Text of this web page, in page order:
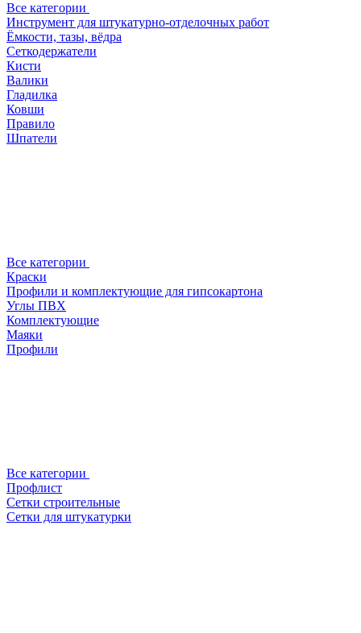
Все категории
Инструмент для штукатурно-отделочных работ
Ёмкости, тазы, вёдра
Сеткодержатели
Кисти
Валики
Гладилка
Ковши
Правило
Шпатели
Все категории
Краски
Профили и комплектующие для гипсокартона
Углы ПВХ
Комплектующие
Маяки
Профили
Все категории
Профлист
Сетки строительные
Сетки для штукатурки